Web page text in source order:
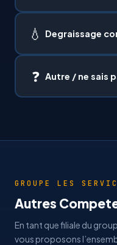
💧 Degraissage
❓ Autre / ne sais
GROUPE LES
Autres
En tant que filiale du
vous proposons